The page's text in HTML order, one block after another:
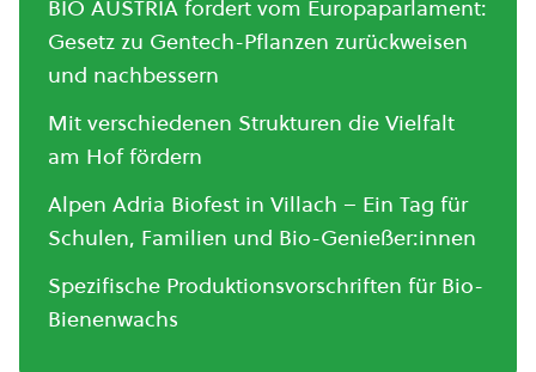
BIO AUSTRIA fordert vom Europaparlament:
Gesetz zu Gentech-Pflanzen zurückweisen
und nachbessern
Mit verschiedenen Strukturen die Vielfalt
am Hof fördern
Alpen Adria Biofest in Villach – Ein Tag für
Schulen, Familien und Bio-Genießer:innen
Spezifische Produktionsvorschriften für Bio-
Bienenwachs